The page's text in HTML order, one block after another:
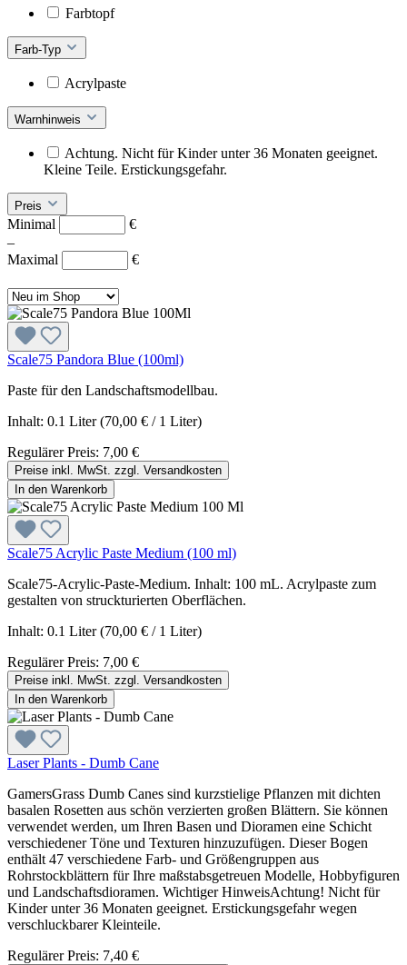
Farbtopf
Farb-Typ
Acrylpaste
Warnhinweis
Achtung. Nicht für Kinder unter 36 Monaten geeignet.
Kleine Teile. Erstickungsgefahr.
Preis
Minimal
€
–
Maximal
€
Scale75 Pandora Blue (100ml)
Paste für den Landschaftsmodellbau.
Inhalt: 0.1 Liter(70,00 € / 1 Liter)
Regulärer Preis: 7,00 €
Preise inkl. MwSt. zzgl. Versandkosten
In den Warenkorb
Scale75 Acrylic Paste Medium (100 ml)
Scale75-Acrylic-Paste-Medium. Inhalt: 100 mL. Acrylpaste zum
gestalten von struckturierten Oberflächen.
Inhalt: 0.1 Liter(70,00 € / 1 Liter)
Regulärer Preis: 7,00 €
Preise inkl. MwSt. zzgl. Versandkosten
In den Warenkorb
Laser Plants - Dumb Cane
GamersGrass Dumb Canes sind kurzstielige Pflanzen mit dichten
basalen Rosetten aus schön verzierten großen Blättern. Sie können
verwendet werden, um Ihren Basen und Dioramen eine Schicht
verschiedener Töne und Texturen hinzuzufügen. Dieser Bogen
enthält 47 verschiedene Farb- und Größengruppen aus
Rohrstockblättern für Ihre maßstabsgetreuen Modelle, Hobbyfiguren
und Landschaftsdioramen. Wichtiger HinweisAchtung! Nicht für
Kinder unter 36 Monaten geeignet. Erstickungsgefahr wegen
verschluckbarer Kleinteile.
Regulärer Preis: 7,40 €